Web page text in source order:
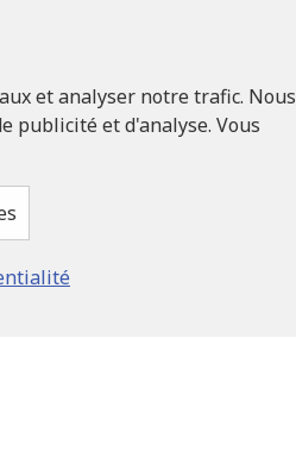
et analyser notre trafic. Nous
publicité et d'analyse. Vous